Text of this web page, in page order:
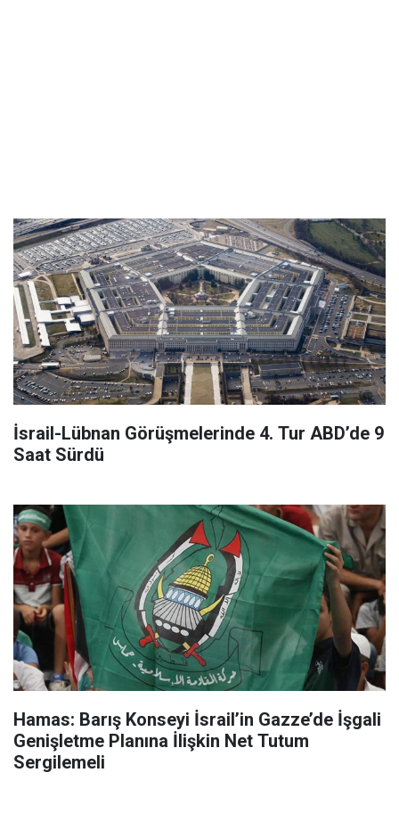
İsrail-Lübnan Görüşmelerinde 4. Tur ABD’de 9
Saat Sürdü
Hamas: Barış Konseyi İsrail’in Gazze’de İşgali
Genişletme Planına İlişkin Net Tutum
Sergilemeli